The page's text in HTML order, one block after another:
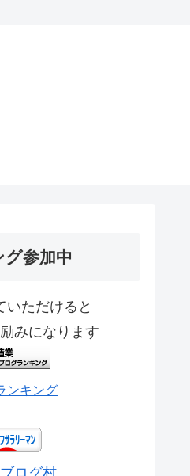
参加中
いただけると
みになります
ンキング
ログ村